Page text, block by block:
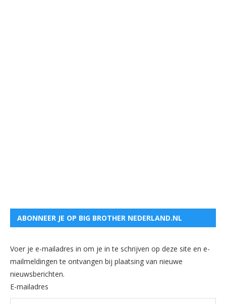
ABONNEER JE OP BIG BROTHER NEDERLAND.NL
Voer je e-mailadres in om je in te schrijven op deze site en e-
mailmeldingen te ontvangen bij plaatsing van nieuwe
nieuwsberichten.
E-mailadres